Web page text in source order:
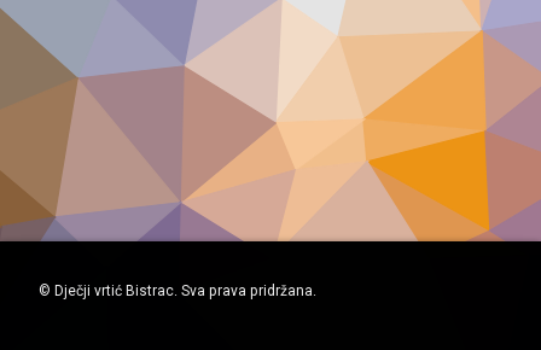
© Dječji vrtić Bistrac. Sva prava pridržana.